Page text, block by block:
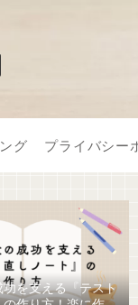
グ プライバシー
を支える『テスト